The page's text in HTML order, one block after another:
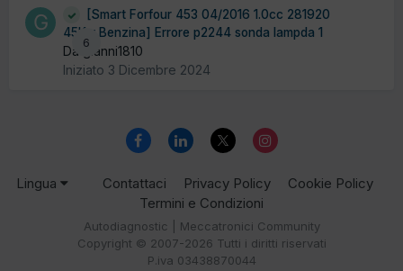
6
[Smart Forfour 453 04/2016 1.0cc 281920
45Kw Benzina] Errore p2244 sonda lampda 1
Da gianni1810
Iniziato 3 Dicembre 2024
Lingua Contattaci Privacy Policy
Cookie Policy
Termini e Condizioni
Autodiagnostic | Meccatronici Community
Copyright © 2007-2026 Tutti i diritti riservati
P.iva 03438870044